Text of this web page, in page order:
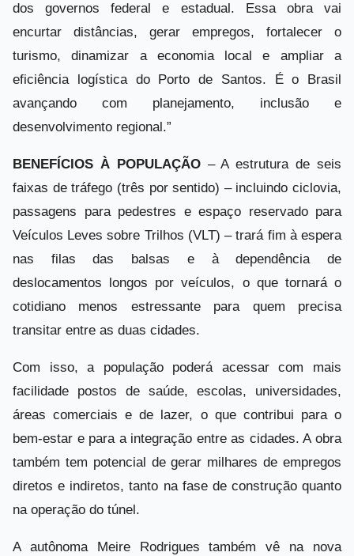
dos governos federal e estadual. Essa obra vai
encurtar distâncias, gerar empregos, fortalecer o
turismo, dinamizar a economia local e ampliar a
eficiência logística do Porto de Santos. É o Brasil
avançando com planejamento, inclusão e
desenvolvimento regional.”
BENEFÍCIOS À POPULAÇÃO– A estrutura de seis
faixas de tráfego (três por sentido) – incluindo ciclovia,
passagens para pedestres e espaço reservado para
Veículos Leves sobre Trilhos (VLT) – trará fim à espera
nas filas das balsas e à dependência de
deslocamentos longos por veículos, o que tornará o
cotidiano menos estressante para quem precisa
transitar entre as duas cidades.
Com isso, a população poderá acessar com mais
facilidade postos de saúde, escolas, universidades,
áreas comerciais e de lazer, o que contribui para o
bem-estar e para a integração entre as cidades. A obra
também tem potencial de gerar milhares de empregos
diretos e indiretos, tanto na fase de construção quanto
na operação do túnel.
A autônoma Meire Rodrigues também vê na nova